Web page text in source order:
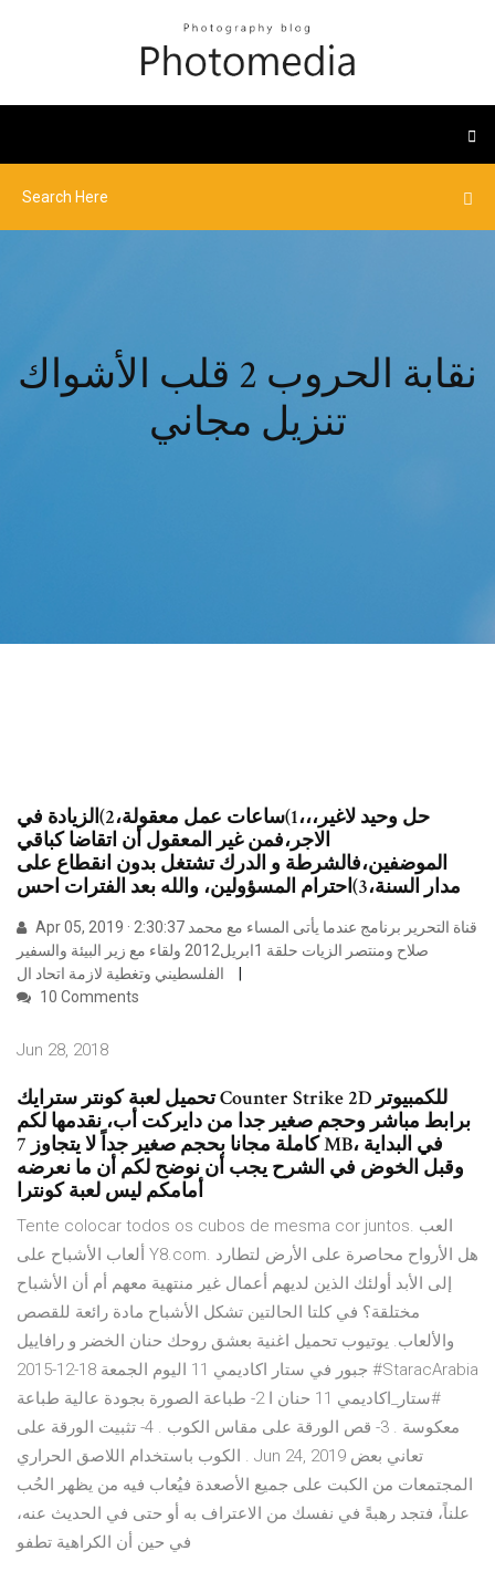
نقابة الحروب 2 قلب الأشواك
تنزيل مجاني
حل وحيد لاغير،،،1)ساعات عمل معقولة،2)الزيادة في
الاجر،فمن غير المعقول أن اتقاضا كباقي
الموضفين،فالشرطة و الدرك تشتغل بدون انقطاع على
مدار السنة،3)احترام المسؤولين، والله بعد الفترات احس
Apr 05, 2019 · 2:30:37 قناة التحرير برنامج عندما يأتى المساء مع محمد
صلاح ومنتصر الزيات حلقة 1ابريل2012 ولقاء مع زير البيئة والسفير
10 Comments
Jun 28, 2018
تحميل لعبة كونتر سترايك Counter Strike 2D للكمبيوتر
برابط مباشر وحجم صغير جدا من دايركت أب، نقدمها لكم
كاملة مجانا بحجم صغير جداً لا يتجاوز 7 MB، في البداية
وقبل الخوض في الشرح يجب أن نوضح لكم أن ما نعرضه
أمامكم ليس لعبة كونترا
Tente colocar todos os cubos de mesma cor juntos. العب
ألعاب الأشباح على Y8.com. هل الأرواح محاصرة على الأرض لتطارد
إلى الأبد أولئك الذين لديهم أعمال غير منتهية معهم أم أن الأشباح
مختلقة؟ في كلتا الحالتين تشكل الأشباح مادة رائعة للقصص
والألعاب. يوتيوب تحميل اغنية بعشق روحك حنان الخضر و رافاييل
جبور في ستار اكاديمي 11 اليوم الجمعة 18-12-2015 #‎StaracArabia
‫#‏ستار_اكاديمي‬ 11 حنان ا 2- طباعة الصورة بجودة عالية طباعة
معكوسة . 3- قص الورقة على مقاس الكوب . 4- تثبيت الورقة على
الكوب باستخدام اللاصق الحراري . Jun 24, 2019 تعاني بعض
المجتمعات من الكبت على جميع الأصعدة فيُعاب فيه من يظهر الحُب
علناً، فتجد رهبةً في نفسك من الاعتراف به أو حتى في الحديث عنه،
في حين أن الكراهية تطفو